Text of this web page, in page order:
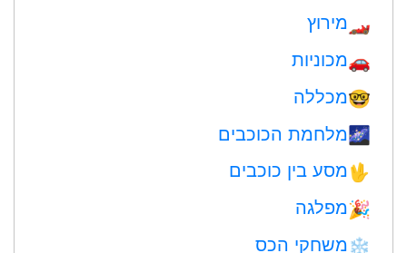
🏎 מירוץ
🚗מכוניות
🤓מכללה
🌌מלחמת הכוכבים
🖖מסע בין כוכבים
🎉מפלגה
❄️משחקי הכס